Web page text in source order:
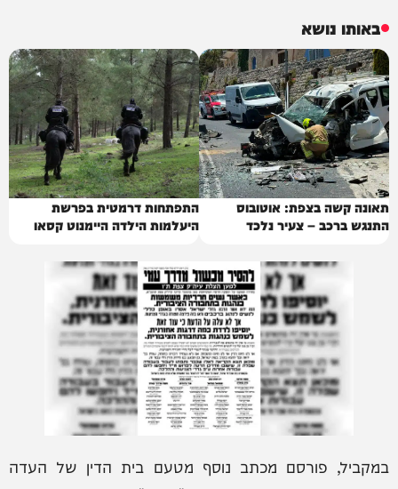
באותו נושא
תאונה קשה בצפת: אוטובוס
התנגש ברכב – צעיר נלכד
התפתחות דרמטית בפרשת
היעלמות הילדה היימנוט קסאו
במקביל, פורסם מכתב נוסף מטעם בית הדין של העדה